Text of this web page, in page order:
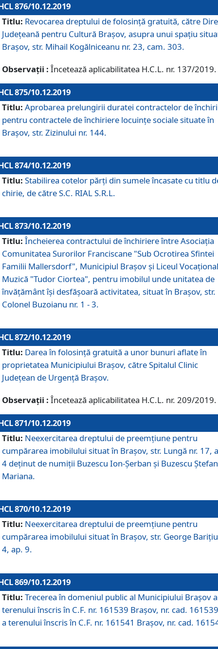
876/10.12.2019
Titlu: Revocarea dreptului de folosinţă gratuită, către
Judeţeană pentru Cultură Braşov, asupra unui spaţiu
Braşov, str. Mihail Kogălniceanu nr. 23, cam. 303.
Observații : Încetează aplicabilitatea H.C.L. nr. 137/2019.
875/10.12.2019
Titlu: Aprobarea prelungirii duratei contractelor de
pentru contractele de închiriere locuinţe sociale situate în
Braşov, str. Zizinului nr. 144.
874/10.12.2019
Titlu: Stabilirea cotelor părți din sumele încasate cu titlu
chirie, de către S.C. RIAL S.R.L.
873/10.12.2019
Titlu: Încheierea contractului de închiriere între Asociația
Comunitatea Surorilor Franciscane "Sub Ocrotirea Sfintei
Familii Mallersdorf", Municipiul Braşov şi Liceul
Muzică "Tudor Ciortea", pentru imobilul unde unitatea de
învățământ îşi desfăşoară activitatea, situat în Braşov, str.
Colonel Buzoianu nr. 1 - 3.
872/10.12.2019
Titlu: Darea în folosinţă gratuită a unor bunuri aflate în
proprietatea Municipiului Braşov, către Spitalul Clinic
Judeţean de Urgenţă Braşov.
Observații : Încetează aplicabilitatea H.C.L. nr. 209/2019.
871/10.12.2019
Titlu: Neexercitarea dreptului de preemţiune pentru
cumpărarea imobilului situat în Braşov, str. Lungă nr. 17,
4 deţinut de numiţii Buzescu Ion-Şerban și Buzescu
Mariana.
870/10.12.2019
Titlu: Neexercitarea dreptului de preemţiune pentru
cumpărarea imobilului situat în Braşov, str. George
4, ap. 9.
869/10.12.2019
Titlu: Trecerea în domeniul public al Municipiului Braşov a
terenului înscris în C.F. nr. 161539 Brașov, nr. cad.
a terenului înscris în C.F. nr. 161541 Brașov, nr. cad.